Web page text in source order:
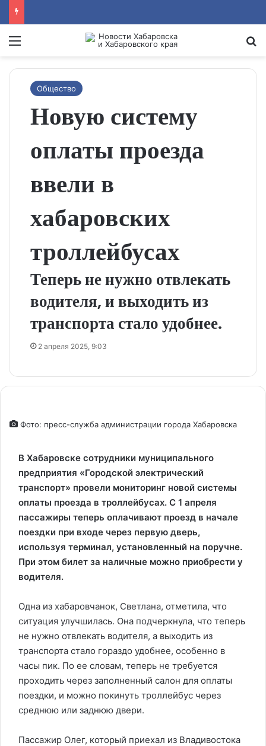
Menu
Общество
Новую систему
оплаты проезда
ввели в
хабаровских
троллейбусах
Теперь не нужно отвлекать
водителя, и выходить из
транспорта стало удобнее.
2 апреля 2025, 9:03
Фото: пресс-служба администрации города Хабаровска
В Хабаровске сотрудники муниципального
предприятия «Городской электрический
транспорт» провели мониторинг новой системы
оплаты проезда в троллейбусах. С 1 апреля
пассажиры теперь оплачивают проезд в начале
поездки при входе через первую дверь,
используя терминал, установленный на поручне.
При этом билет за наличные можно приобрести у
водителя.
Одна из хабаровчанок, Светлана, отметила, что
ситуация улучшилась. Она подчеркнула, что теперь
не нужно отвлекать водителя, а выходить из
транспорта стало гораздо удобнее, особенно в
часы пик. По ее словам, теперь не требуется
проходить через заполненный салон для оплаты
поездки, и можно покинуть троллейбус через
среднюю или заднюю двери.
Пассажир Олег, который приехал из Владивостока